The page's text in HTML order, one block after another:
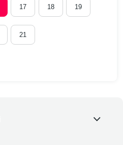
17 18 19
21